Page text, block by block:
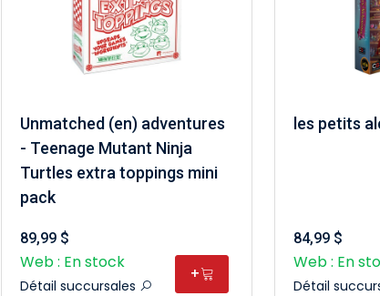
Unmatched (en) adventures
- Teenage Mutant Ninja
Turtles extra toppings mini
pack
89,99 $
Web : En stock
Détail succursales
+
les petits
84,99 $
Web : En
Détail